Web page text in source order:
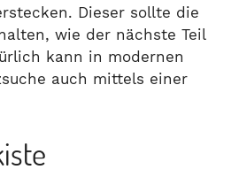
Dieser sollte die
wie der nächste Teil
kann in modernen
auch mittels einer